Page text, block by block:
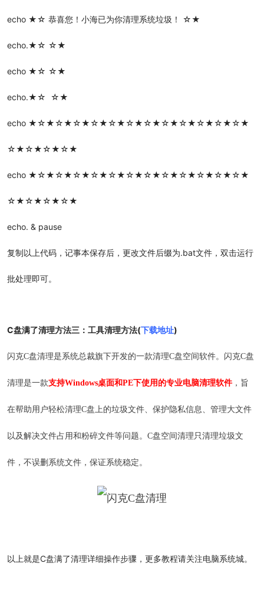
echo ★☆ 恭喜您！小海已为你清理系统垃圾！ ☆★
echo.★☆ ☆★
echo ★☆ ☆★
echo.★☆ ☆★
echo ★☆★☆★☆★☆★☆★☆★☆★☆★☆★☆★☆★☆★
☆★☆★☆★☆★
echo ★☆★☆★☆★☆★☆★☆★☆★☆★☆★☆★☆★☆★
☆★☆★☆★☆★
echo. & pause
复制以上代码，记事本保存后，更改文件后缀为.bat文件，双击运行
批处理即可。
C盘满了清理方法三：工具清理方法(下载地址)
闪克C盘清理是系统总裁旗下开发的一款清理C盘空间软件。闪克C盘
清理是一款支持Windows桌面和PE下使用的专业电脑清理软件，旨
在帮助用户轻松清理C盘上的垃圾文件、保护隐私信息、管理大文件
以及解决文件占用和粉碎文件等问题。C盘空间清理只清理垃圾文
件，不误删系统文件，保证系统稳定。
以上就是C盘满了清理详细操作步骤，更多教程请关注电脑系统城。